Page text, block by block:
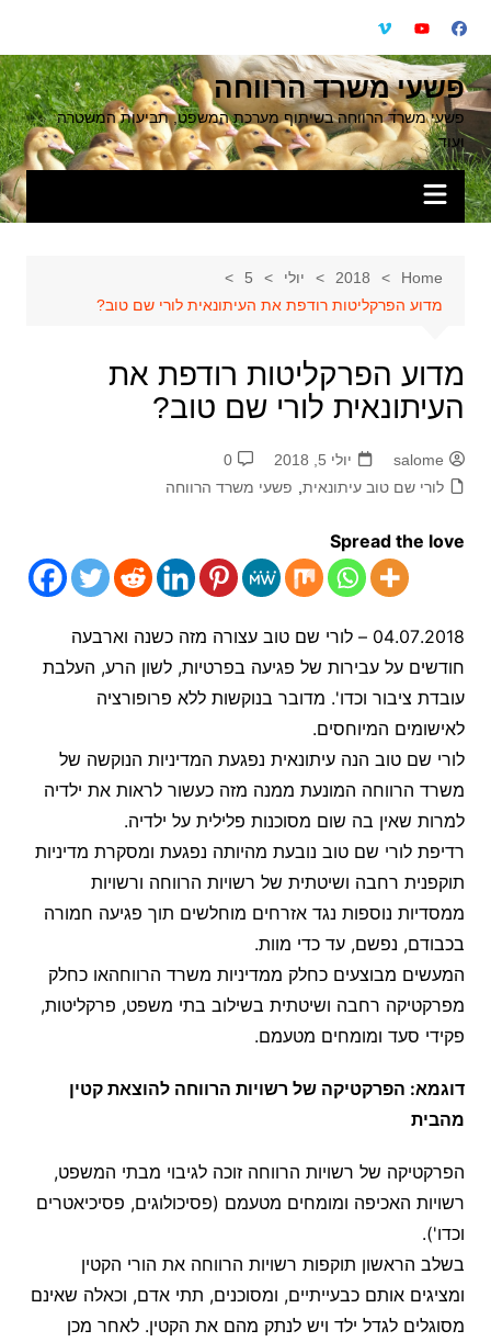
content
פשעי משרד הרווחה
פשעי משרד הרווחה בשיתוף מערכת המשפט, תביעות המשטרה
ועוד.
Home
2018 יולי
5
מדוע הפרקליטות רודפת את העיתונאית לורי שם טוב?
מדוע הפרקליטות רודפת את
העיתונאית לורי שם טוב?
salome יולי 5, 2018
0
לורי שם טוב עיתונאית, פשעי משרד הרווחה
Spread the love
04.07.2018 – לורי שם טוב עצורה מזה כשנה וארבעה
חודשים על עבירות של פגיעה בפרטיות, לשון הרע, העלבת
עובדת ציבור וכדו'. מדובר בנוקשות ללא פרופורציה
לאישומים המיוחסים.
לורי שם טוב הנה עיתונאית נפגעת המדיניות הנוקשה של
משרד הרווחה המונעת ממנה מזה כעשור לראות את ילדיה
למרות שאין בה שום מסוכנות פלילית על ילדיה.
רדיפת לורי שם טוב נובעת מהיותה נפגעת ומסקרת מדיניות
תוקפנית רחבה ושיטתית של רשויות הרווחה ורשויות
ממסדיות נוספות נגד אזרחים מוחלשים תוך פגיעה חמורה
בכבודם, נפשם, עד כדי מוות.
המעשים מבוצעים כחלק ממדיניות משרד הרווחהאו כחלק
מפרקטיקה רחבה ושיטתית בשילוב בתי משפט, פרקליטות,
פקידי סעד ומומחים מטעמם.
דוגמא: הפרקטיקה של רשויות הרווחה להוצאת קטין
מהבית
הפרקטיקה של רשויות הרווחה זוכה לגיבוי מבתי המשפט,
רשויות האכיפה ומומחים מטעמם (פסיכולוגים, פסיכיאטרים
וכדו').
בשלב הראשון תוקפות רשויות הרווחה את הורי הקטין
ומציגים אותם כבעייתיים, ומסוכנים, תתי אדם, וכאלה שאינם
מסוגלים לגדל ילד ויש לנתק מהם את הקטין. לאחר מכן